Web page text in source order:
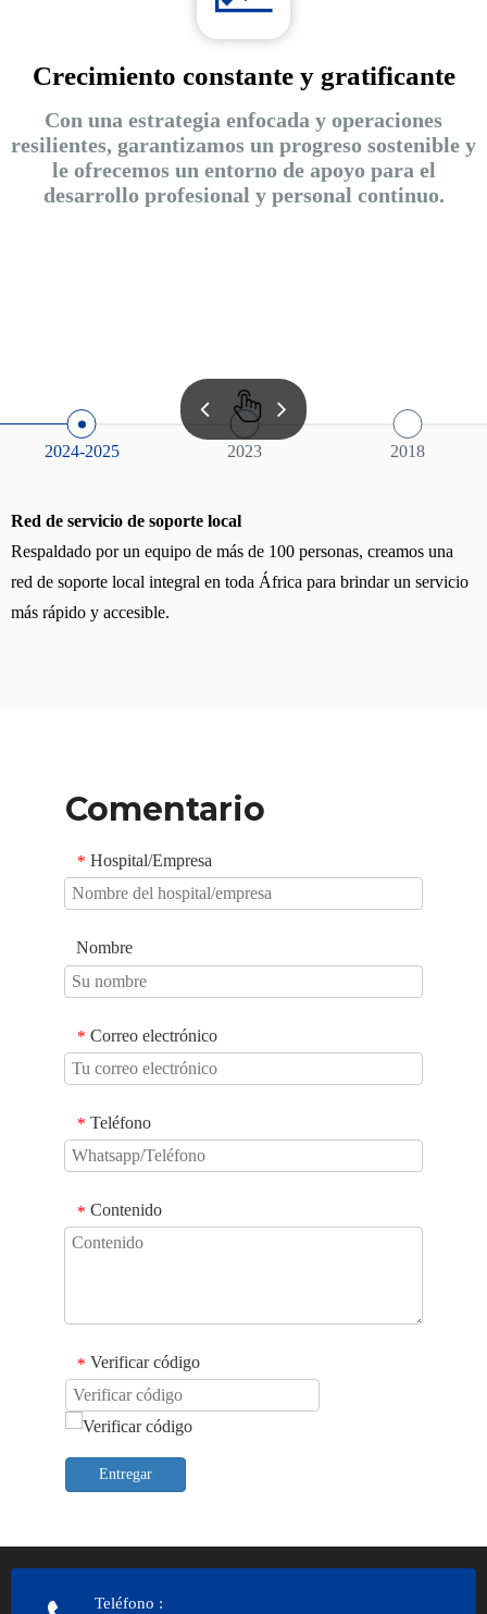
Crecimiento constante y gratificante
Con una estrategia enfocada y operaciones
resilientes, garantizamos un progreso sostenible y
le ofrecemos un entorno de apoyo para el
desarrollo profesional y personal continuo.
2024-2025 2023 2018
Red de servicio de soporte local
Respaldado por un equipo de más de 100 personas, creamos una
red de soporte local integral en toda África para brindar un servicio
más rápido y accesible.
Comentario
* Hospital/Empresa
Nombre
* Correo electrónico
* Teléfono
* Contenido
* Verificar código
Entregar
Teléfono :